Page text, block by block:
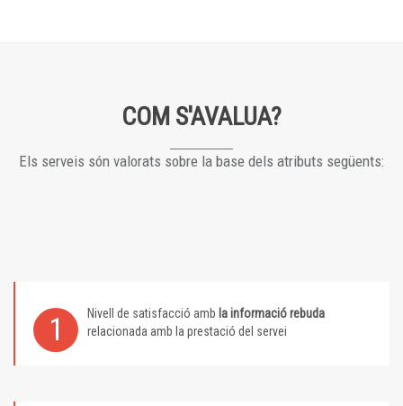
COM S'AVALUA?
Els serveis són valorats sobre la base dels atributs següents:
1 Nivell de satisfacció amb la informació rebuda
relacionada amb la prestació del servei